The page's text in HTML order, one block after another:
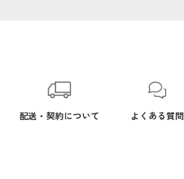
配送・契約について よくある質問